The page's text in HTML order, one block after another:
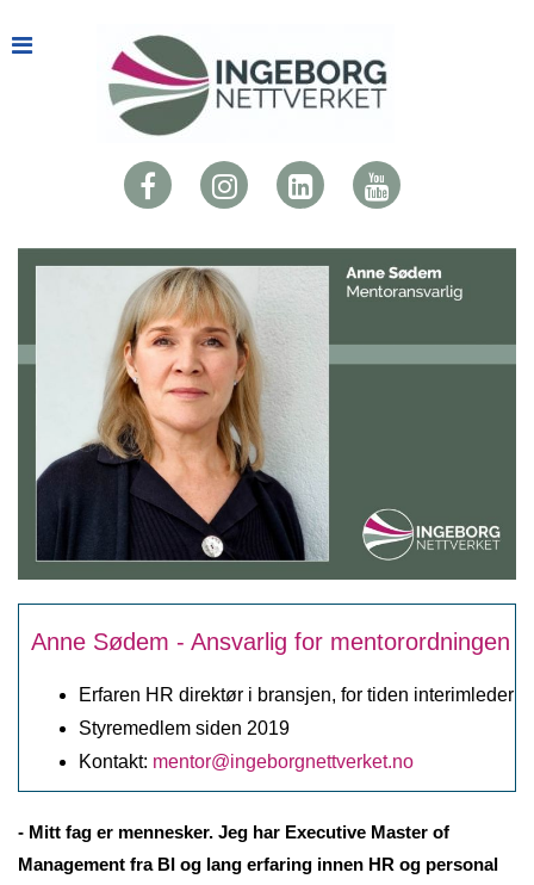
Anne Sødem - Ansvarlig for mentorordningen
Erfaren HR direktør i bransjen, for tiden interimleder
Styremedlem siden 2019
Kontakt: mentor@ingeborgnettverket.no
- Mitt fag er mennesker. Jeg har Executive Master of
Management fra BI og lang erfaring innen HR og personal